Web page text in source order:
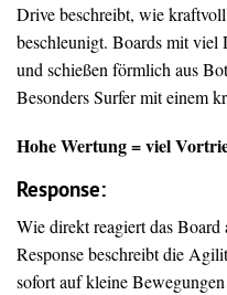
Drive beschreibt, wie
beschleunigt. Boards mit
und schießen förmlich aus
Besonders Surfer mit einem
Hohe Wertung = viel
Response:
Wie direkt reagiert das
Response beschreibt die
sofort auf kleine